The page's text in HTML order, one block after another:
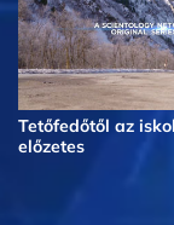
Tetőfedőtől az
előzetes